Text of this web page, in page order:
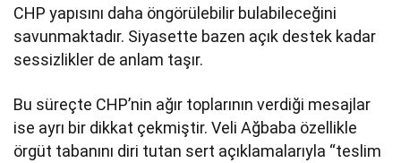
CHP yapısını daha öngörülebilir bulabileceğini
savunmaktadır. Siyasette bazen açık destek kadar
sessizlikler de anlam taşır.
Bu süreçte CHP’nin ağır toplarının verdiği mesajlar
ise ayrı bir dikkat çekmiştir. Veli Ağbaba özellikle
örgüt tabanını diri tutan sert açıklamalarıyla “teslim